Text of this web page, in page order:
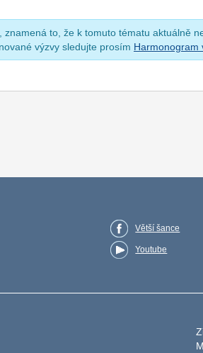
to, že k tomuto tématu aktuálně
výzvy sledujte prosím Harmonogram
Větší šance
Youtube